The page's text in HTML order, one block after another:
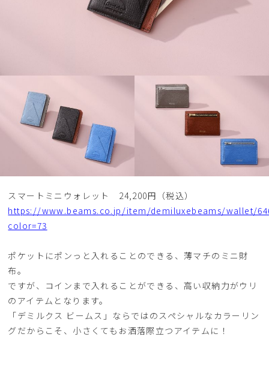
スマートミニウォレット 24,200円（税込）
https://www.beams.co.jp/item/demiluxebeams/wallet/
color=73
ポケットにポンっと入れることのできる、薄マチのミニ財
布。
ですが、コインまで入れることができる、高い収納力がウリ
のアイテムとなります。
「デミルクス ビームス」ならではのスペシャルなカラーリン
グだからこそ、小さくてもお洒落際立つアイテムに！